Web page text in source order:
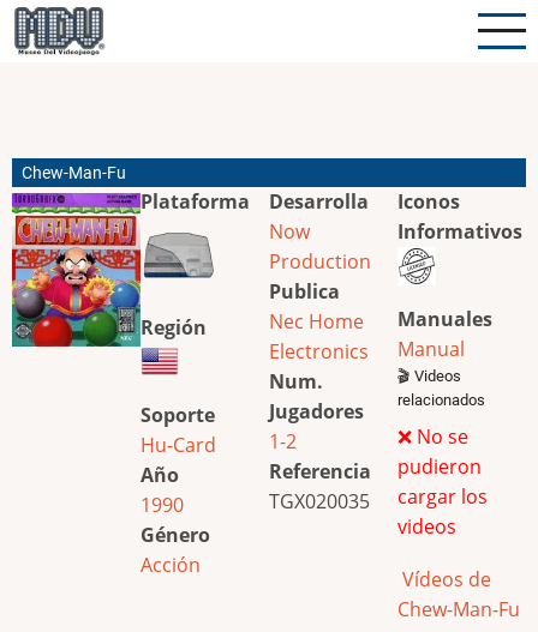
Pasar
al
Chew-Man-Fu
Plataforma
Región
Soporte
Hu-Card
Año
1990
Género
Acción
Desarrolla
Now
Production
Publica
Nec Home
Electronics
Num.
Jugadores
1-2
Referencia
TGX020035
Iconos
Informativos
Manuales
Manual
🎬 Videos
relacionados
❌ No se
pudieron
cargar los
videos
Vídeos de
Chew-Man-Fu